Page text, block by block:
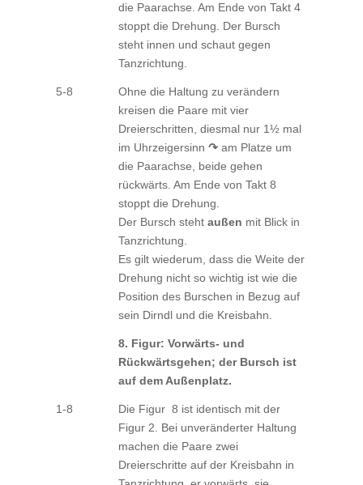
die Paarachse. Am Ende von Takt 4
stoppt die Drehung. Der Bursch
steht innen und schaut gegen
Tanzrichtung.
5-8
Ohne die Haltung zu verändern
kreisen die Paare mit vier
Dreierschritten, diesmal nur 1½ mal
im Uhrzeigersinn ↷am Platze um
die Paarachse, beide gehen
rückwärts. Am Ende von Takt 8
stoppt die Drehung.
Der Bursch steht außen mit Blick in
Tanzrichtung.
Es gilt wiederum, dass die Weite der
Drehung nicht so wichtig ist wie die
Position des Burschen in Bezug auf
sein Dirndl und die Kreisbahn.
8. Figur: Vorwärts- und
Rückwärtsgehen; der Bursch ist
auf dem Außenplatz.
1-8
Die Figur 8 ist identisch mit der
Figur 2. Bei unveränderter Haltung
machen die Paare zwei
Dreierschritte auf der Kreisbahn in